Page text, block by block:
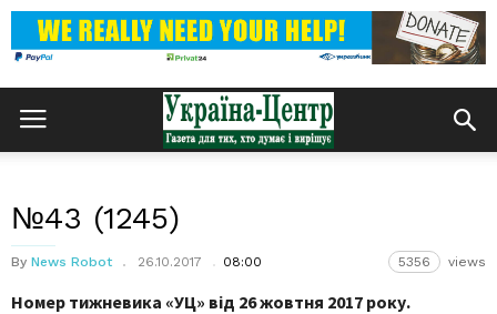
№43 (1245)
By News Robot 26.10.2017 08:00 5356 views
Номер тижневика «УЦ» від 26 жовтня 2017 року.